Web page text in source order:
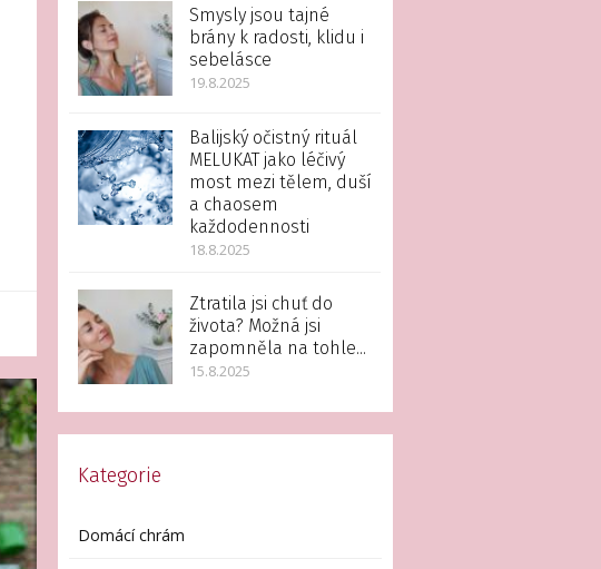
Smysly jsou tajné
brány k radosti, klidu i
sebelásce
19.8.2025
Balijský očistný rituál
MELUKAT jako léčivý
most mezi tělem, duší
a chaosem
každodennosti
18.8.2025
Ztratila jsi chuť do
života? Možná jsi
zapomněla na tohle...
15.8.2025
Kategorie
Domácí chrám